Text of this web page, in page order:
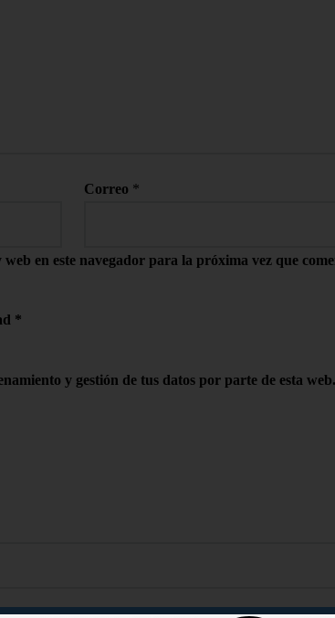
Correo *
en este navegador para la próxima vez que
*
y gestión de tus datos por parte de esta web.